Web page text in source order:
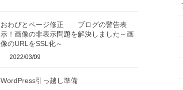
おわびとページ修正 ブログの警告表
示！画像の非表示問題を解決しました～画
像のURLをSSL化～
2022/03/09
WordPress引っ越し準備